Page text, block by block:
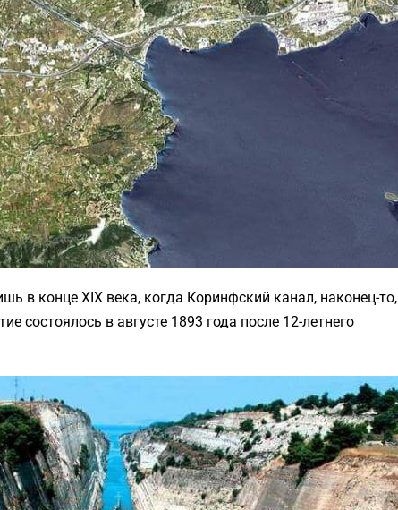
в конце XIX века, когда Коринфский канал, наконец-то,
состоялось в августе 1893 года после 12-летнего